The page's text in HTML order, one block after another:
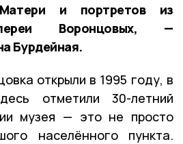
и портретов из
Воронцовых, —
Бурдейная.
открыли в 1995 году, в
отметили 30-летний
музея — это не просто
населённого пункта.